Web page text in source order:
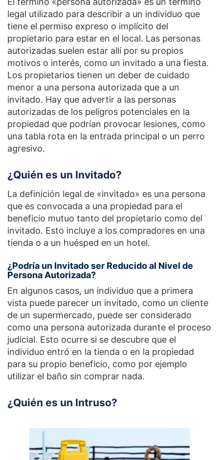
legal utilizado para describir a un individuo que
tiene el permiso expreso o implícito del
propietario para estar en el local. Las personas
autorizadas suelen estar allí por su propios
motivos o interés, como un invitado a una fiesta.
Los propietarios tienen un deber de cuidado
menor a una persona autorizada que a un
invitado. Hay que advertir a las personas
autorizadas de los peligros potenciales en la
propiedad que podrían provocar lesiones, como
una tabla rota en la entrada principal o un perro
agresivo.
¿Quién es un Invitado?
La definición legal de «invitado» es una persona
que es convocada a una propiedad para el
beneficio mutuo tanto del propietario como del
invitado. Esto incluye a los compradores en una
tienda o a un huésped en un hotel.
¿Podría un Invitado ser Reducido al Nivel de
Persona Autorizada?
En algunos casos, un individuo que a primera
vista puede parecer un invitado, como un cliente
de un supermercado, puede ser considerado
como una persona autorizada durante el proceso
judicial. Esto ocurre si se descubre que el
individuo entró en la tienda o en la propiedad
para su propio beneficio, como por ejemplo
utilizar el baño sin comprar nada.
¿Quién es un Intruso?